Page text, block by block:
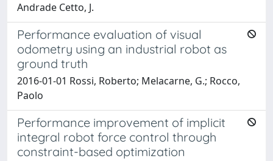
Andrade Cetto, J.
Performance evaluation of visual
odometry using an industrial robot as
ground truth
2016-01-01 Rossi, Roberto; Melacarne, G.; Rocco,
Paolo
Performance improvement of implicit
integral robot force control through
constraint-based optimization